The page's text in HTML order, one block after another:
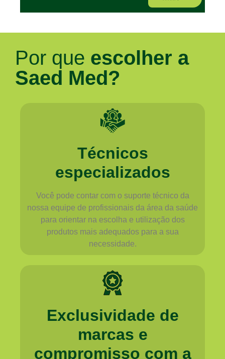
Por que escolher a
Saed Med?
Técnicos
especializados
Você pode contar com o suporte técnico da
nossa equipe de profissionais da área da saúde
para orientar na escolha e utilização dos
produtos mais adequados para a sua
necessidade.
Exclusividade de
marcas e
compromisso com a